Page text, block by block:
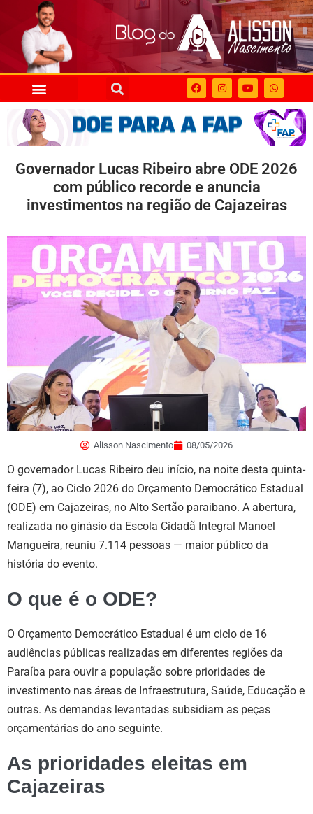
Governador Lucas Ribeiro abre ODE 2026
com público recorde e anuncia
investimentos na região de Cajazeiras
Alisson Nascimento 08/05/2026
O governador Lucas Ribeiro deu início, na noite desta quinta-
feira (7), ao Ciclo 2026 do Orçamento Democrático Estadual
(ODE) em Cajazeiras, no Alto Sertão paraibano. A abertura,
realizada no ginásio da Escola Cidadã Integral Manoel
Mangueira, reuniu 7.114 pessoas — maior público da
história do evento.
O que é o ODE?
O Orçamento Democrático Estadual é um ciclo de 16
audiências públicas realizadas em diferentes regiões da
Paraíba para ouvir a população sobre prioridades de
investimento nas áreas de Infraestrutura, Saúde, Educação e
outras. As demandas levantadas subsidiam as peças
orçamentárias do ano seguinte.
As prioridades eleitas em
Cajazeiras